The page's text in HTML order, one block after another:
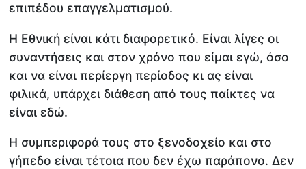
επιπέδου επαγγελματισμού.
Η Εθνική είναι κάτι διαφορετικό. Είναι λίγες οι
συναντήσεις και στον χρόνο που είμαι εγώ, όσο
και να είναι περίεργη περίοδος κι ας είναι
φιλικά, υπάρχει διάθεση από τους παίκτες να
είναι εδώ.
Η συμπεριφορά τους στο ξενοδοχείο και στο
γήπεδο είναι τέτοια που δεν έχω παράπονο. Δεν